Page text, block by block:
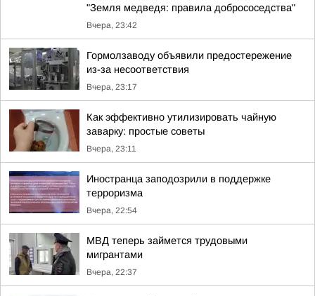
"Земля медведя: правила добрососедства"
Вчера, 23:42
Гормолзаводу объявили предостережение
из-за несоответствия
Вчера, 23:17
Как эффективно утилизировать чайную
заварку: простые советы
Вчера, 23:11
Иностранца заподозрили в поддержке
терроризма
Вчера, 22:54
МВД теперь займется трудовыми
мигрантами
Вчера, 22:37